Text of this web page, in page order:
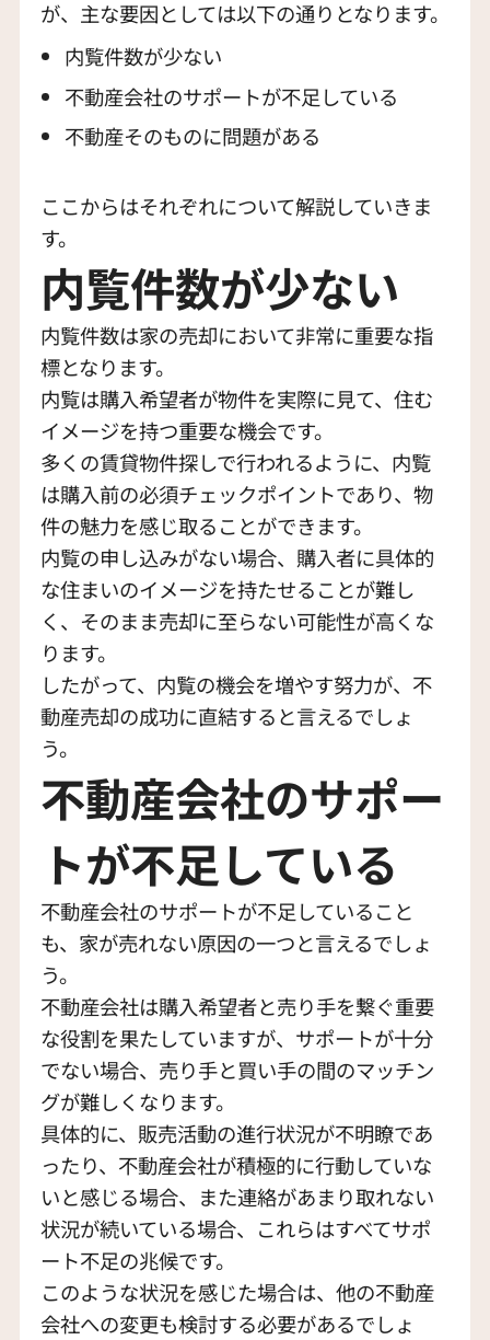
が、主な要因としては以下の通りとなります。
内覧件数が少ない
不動産会社のサポートが不足している
不動産そのものに問題がある
ここからはそれぞれについて解説していきま
す。
内覧件数が少ない
内覧件数は家の売却において非常に重要な指
標となります。
内覧は購入希望者が物件を実際に見て、住む
イメージを持つ重要な機会です。
多くの賃貸物件探しで行われるように、内覧
は購入前の必須チェックポイントであり、物
件の魅力を感じ取ることができます。
内覧の申し込みがない場合、購入者に具体的
な住まいのイメージを持たせることが難し
く、そのまま売却に至らない可能性が高くな
ります。
したがって、内覧の機会を増やす努力が、不
動産売却の成功に直結すると言えるでしょ
う。
不動産会社のサポー
トが不足している
不動産会社のサポートが不足していること
も、家が売れない原因の一つと言えるでしょ
う。
不動産会社は購入希望者と売り手を繋ぐ重要
な役割を果たしていますが、サポートが十分
でない場合、売り手と買い手の間のマッチン
グが難しくなります。
具体的に、販売活動の進行状況が不明瞭であ
ったり、不動産会社が積極的に行動していな
いと感じる場合、また連絡があまり取れない
状況が続いている場合、これらはすべてサポ
ート不足の兆候です。
このような状況を感じた場合は、他の不動産
会社への変更も検討する必要があるでしょ